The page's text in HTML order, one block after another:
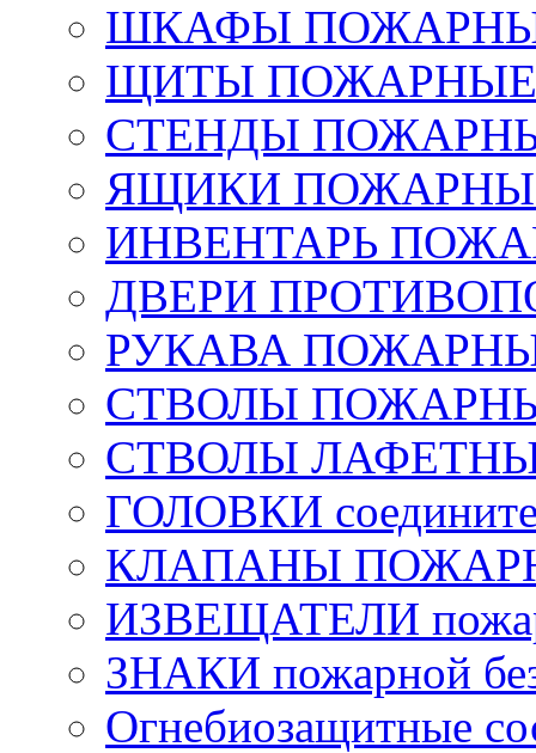
ШКАФЫ
ЩИТЫ ПОЖАРНЫЕ
СТЕНДЫ
ЯЩИКИ ПОЖАРНЫЕ
ИНВЕНТАРЬ
ДВЕРИ
РУКАВА
СТВОЛЫ
СТВОЛЫ
ГОЛОВКИ
КЛАПАНЫ
ИЗВЕЩАТЕЛИ
ЗНАКИ пожарной
Огнебиозащитные